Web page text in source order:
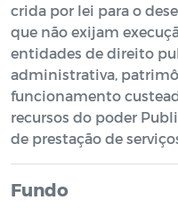
crida por lei para o
que não exijam
entidades de direito
administrativa,
funcionamento
recursos do poder
de prestação de
Fundo